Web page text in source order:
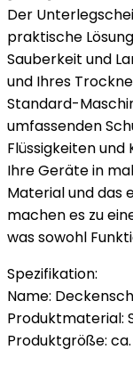
Der
praktische
Sauberkeit und
und Ihres
Standard-
umfassenden
Flüssigkeiten und
Ihre Geräte in
Material und das
machen es zu
was sowohl
Spezifikation:
Name:
Produktmaterial:
Produktgröße: ca.